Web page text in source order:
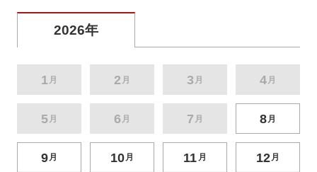
2026年
1 月 2 月 3 月 4 月
5 月 6 月 7 月 8 月
9月 10月 11 月 12月